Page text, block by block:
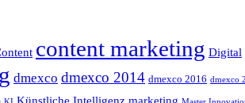
content marketing Digital
dmexco dmexco 2014 dmexco 2016 dmexco
Künstliche Intelligenz marketing